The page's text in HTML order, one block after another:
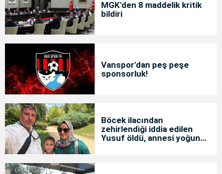
MGK'den 8 maddelik kritik
bildiri
Vanspor'dan peş peşe
sponsorluk!
Böcek ilacından
zehirlendiği iddia edilen
Yusuf öldü, annesi yoğun